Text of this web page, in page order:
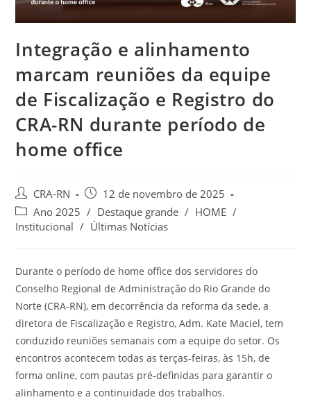
Integração e alinhamento
marcam reuniões da equipe
de Fiscalização e Registro do
CRA-RN durante período de
home office
Autor
do
post:
CRA-RN
Post
publicado:
12 de novembro de 2025
Categoria
do
Ano 2025 / Destaque grande / HOME /
Institucional / Últimas Notícias
Durante o período de home office dos servidores do
Conselho Regional de Administração do Rio Grande do
Norte (CRA-RN), em decorrência da reforma da sede, a
diretora de Fiscalização e Registro, Adm. Kate Maciel, tem
conduzido reuniões semanais com a equipe do setor. Os
encontros acontecem todas as terças-feiras, às 15h, de
forma online, com pautas pré-definidas para garantir o
alinhamento e a continuidade dos trabalhos.